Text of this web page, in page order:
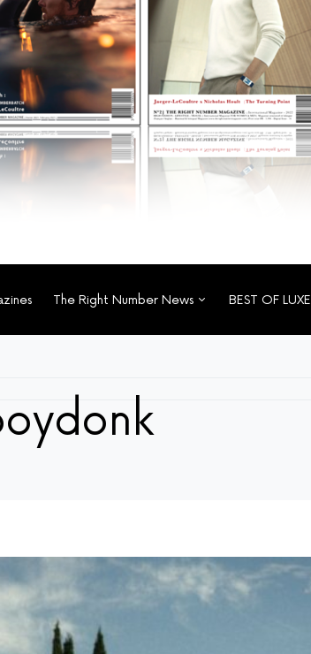
The Right Number News BEST OF LUXE